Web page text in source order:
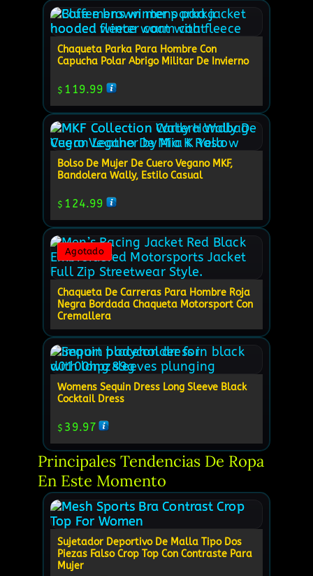
Chaqueta Parka Para Hombre Con
Capucha Polar Abrigo Militar De Invierno
$ 119.99
Bolso De Mujer De Cuero Vegano MKF,
Bandolera Wally, Estilo Casual
$ 124.99
Agotado
Chaqueta De Carreras Para Hombre Roja
Negra Bordada Chaqueta Motorsport Con
Cremallera
Womens Sequin Dress Long Sleeve Black
Cocktail Dress
$ 39.97
Principales Tendencias De Ropa
En Este Momento
Sujetador Deportivo De Malla Tipo Dos
Piezas Falso Crop Top Con Contraste Para
Mujer